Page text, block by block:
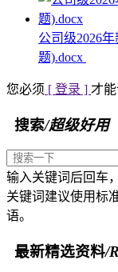
公司级2026
题).docx
您必须 [ 登录 ] 才能
搜索/超级好用
输入关键词后回车
关键词建议使用标
语。
最新精选资料/